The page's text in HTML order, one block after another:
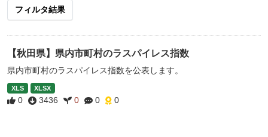
フィルタ結果
【秋田県】県内市町村のラスパイレス指数
県内市町村のラスパイレス指数を公表します。
XLS XLSX
0 3436 0 0 0